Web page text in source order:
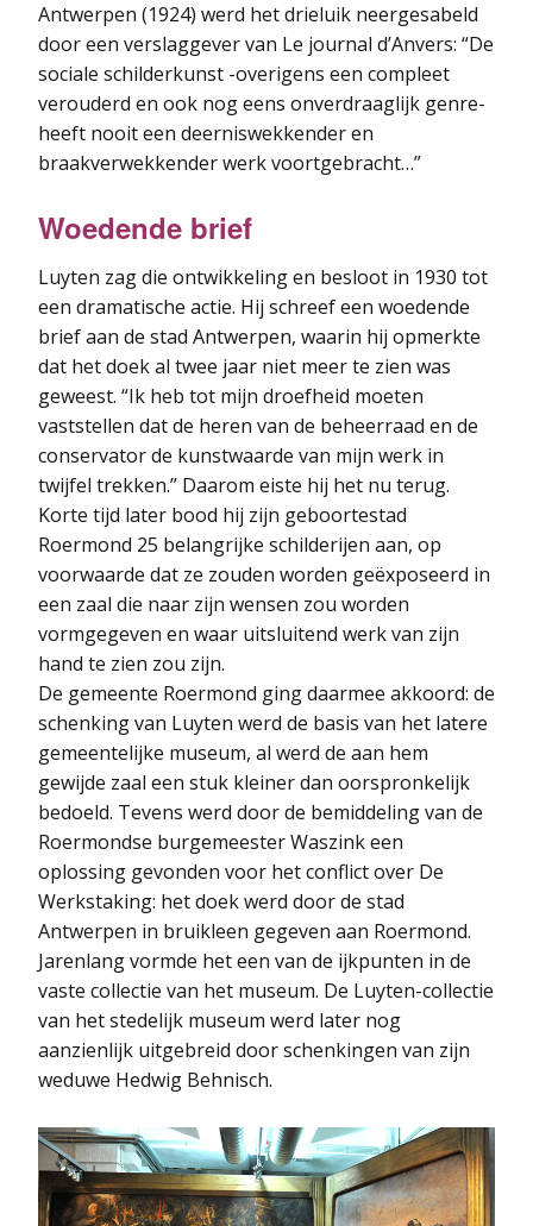
Antwerpen (1924) werd het drieluik neergesabeld
door een verslaggever van Le journal d’Anvers: “De
sociale schilderkunst -overigens een compleet
verouderd en ook nog eens onverdraaglijk genre-
heeft nooit een deerniswekkender en
braakverwekkender werk voortgebracht…”
Woedende brief
Luyten zag die ontwikkeling en besloot in 1930 tot
een dramatische actie. Hij schreef een woedende
brief aan de stad Antwerpen, waarin hij opmerkte
dat het doek al twee jaar niet meer te zien was
geweest. “Ik heb tot mijn droefheid moeten
vaststellen dat de heren van de beheerraad en de
conservator de kunstwaarde van mijn werk in
twijfel trekken.” Daarom eiste hij het nu terug.
Korte tijd later bood hij zijn geboortestad
Roermond 25 belangrijke schilderijen aan, op
voorwaarde dat ze zouden worden geëxposeerd in
een zaal die naar zijn wensen zou worden
vormgegeven en waar uitsluitend werk van zijn
hand te zien zou zijn.
De gemeente Roermond ging daarmee akkoord: de
schenking van Luyten werd de basis van het latere
gemeentelijke museum, al werd de aan hem
gewijde zaal een stuk kleiner dan oorspronkelijk
bedoeld. Tevens werd door de bemiddeling van de
Roermondse burgemeester Waszink een
oplossing gevonden voor het conflict over De
Werkstaking: het doek werd door de stad
Antwerpen in bruikleen gegeven aan Roermond.
Jarenlang vormde het een van de ijkpunten in de
vaste collectie van het museum. De Luyten-collectie
van het stedelijk museum werd later nog
aanzienlijk uitgebreid door schenkingen van zijn
weduwe Hedwig Behnisch.